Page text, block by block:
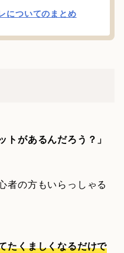
についてのまとめ
トがあるんだろう？」
者の方もいらっしゃる
たくましくなるだけで